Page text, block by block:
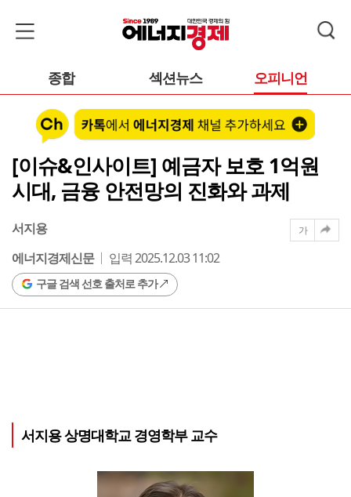
종합 섹션뉴스 오피니언
[이슈&인사이트] 예금자 보호 1억원
시대, 금융 안전망의 진화와 과제
서지용
에너지경제신문
입력 2025.12.03 11:02
구글 검색 선호 출처로 추가
가
서지용 상명대학교 경영학부 교수